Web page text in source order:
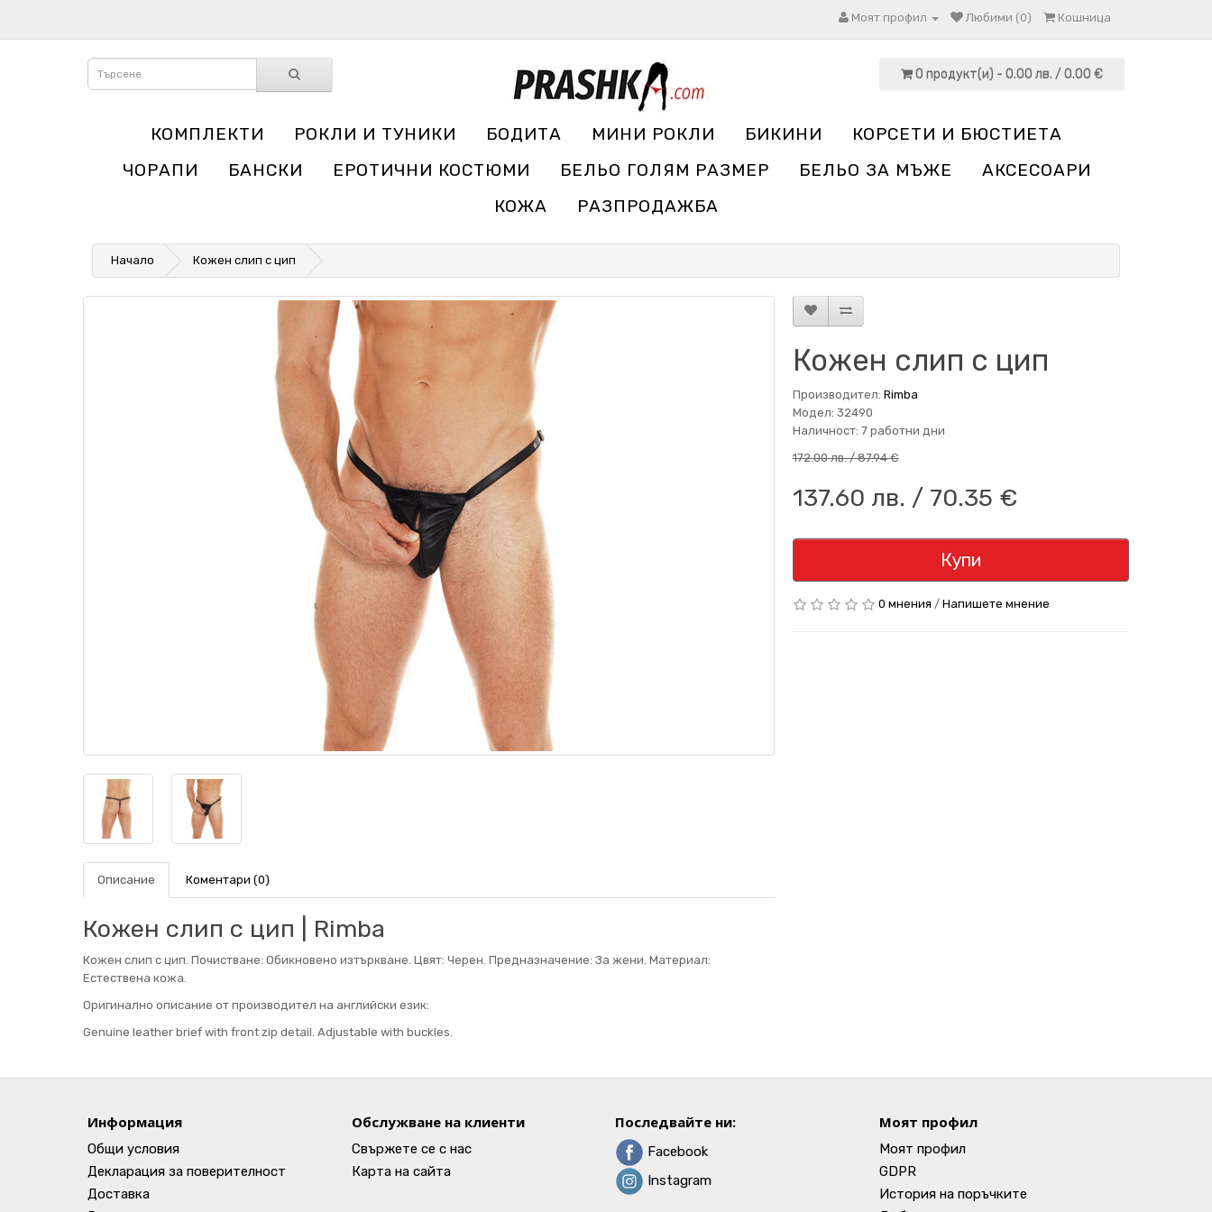
Моят профил Любими (0) Кошница
0 продукт(и) - 0.00 лв. / 0.00 €
КОМПЛЕКТИ РОКЛИ И ТУНИКИ БОДИТА МИНИ РОКЛИ БИКИНИ
КОРСЕТИ И БЮСТИЕТА
ЧОРАПИ
БАНСКИ ЕРОТИЧНИ КОСТЮМИ БЕЛЬО ГОЛЯМ РАЗМЕР БЕЛЬО ЗА МЪЖЕ
АКСЕСОАРИ
КОЖА
РАЗПРОДАЖБА
Начало Кожен слип с цип
Описание Коментари (0)
Кожен слип с цип | Rimba
Кожен слип с цип. Почистване: Обикновено изтъркване. Цвят: Черен. Предназначение: За жени. Материал:
Естествена кожа.
Оригинално описание от производител на английски език:
Genuine leather brief with front zip detail. Adjustable with buckles.
Кожен слип с цип
Производител: Rimba
Модел: 32490
Наличност: 7 работни дни
172.00 лв. / 87.94 €
137.60 лв. / 70.35 €
Купи
0 мнения / Напишете мнение
Информация
Общи условия
Декларация за поверителност
Доставка
Обслужване на клиенти
Свържете се с нас
Карта на сайта
Последвайте ни:
Facebook
Instagram
Моят профил
Моят профил
GDPR
История на поръчките